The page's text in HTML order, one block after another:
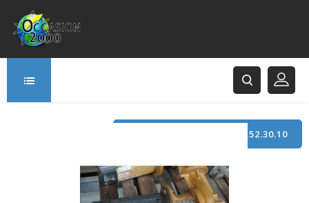
TÉLÉPHONE : +33 (0)3.21.52.30.10
166 Rue Principale
62120 Saint-Hilaire-Cottes